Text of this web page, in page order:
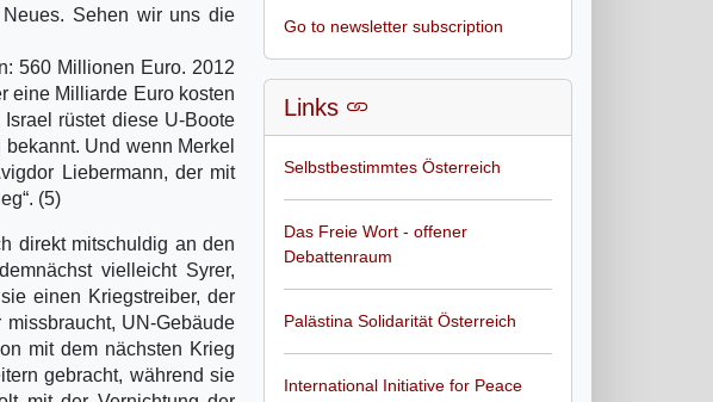
Sehen wir uns die
560 Millionen Euro. 2012
eine Milliarde Euro kosten
rüstet diese U-Boote
Und wenn Merkel
Liebermann, der mit
(5)
direkt mitschuldig an den
vielleicht Syrer,
einen Kriegstreiber, der
UN-Gebäude
mit dem nächsten Krieg
gebracht, während sie
Go to newsletter subscription
Links
Selbstbestimmtes Österreich
Das Freie Wort - offener
Debattenraum
Palästina Solidarität Österreich
International Initiative for Peace